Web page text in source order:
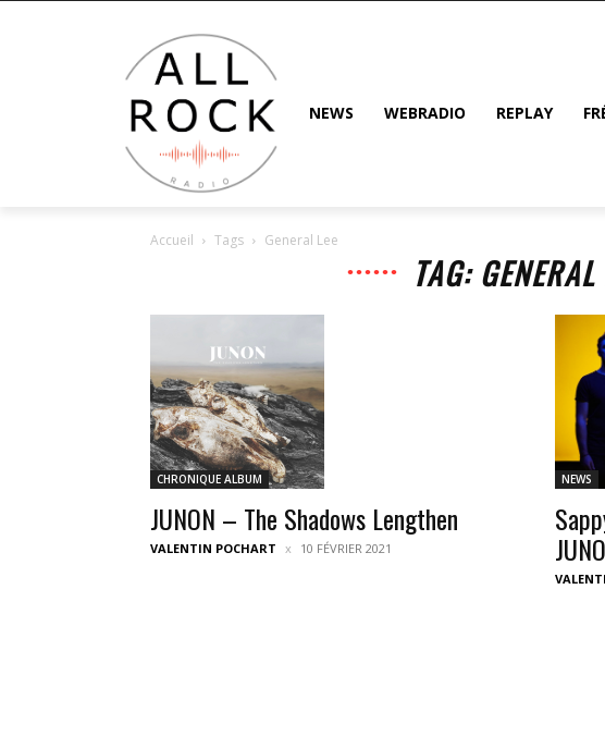
NEWS WEBRADIO REPLAY
Accueil Tags General Lee
TAG: GENERAL
CHRONIQUE ALBUM
JUNON – The Shadows Lengthen
VALENTIN POCHART 10 FÉVRIER 2021
NEWS